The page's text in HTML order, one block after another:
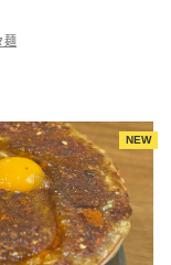
麺
NEW